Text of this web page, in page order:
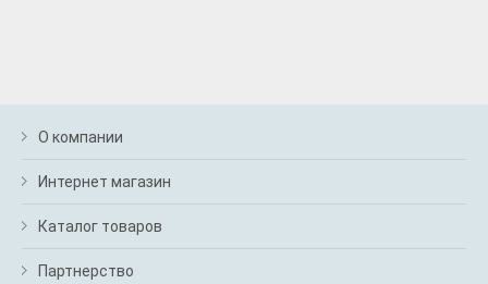
О компании
Интернет магазин
Каталог товаров
Партнерство